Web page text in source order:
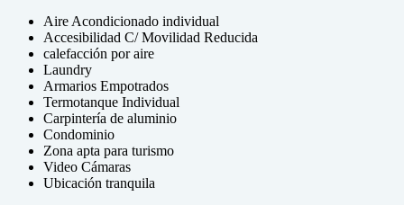
Aire Acondicionado individual
Accesibilidad C/ Movilidad Reducida
calefacción por aire
Laundry
Armarios Empotrados
Termotanque Individual
Carpintería de aluminio
Condominio
Zona apta para turismo
Video Cámaras
Ubicación tranquila